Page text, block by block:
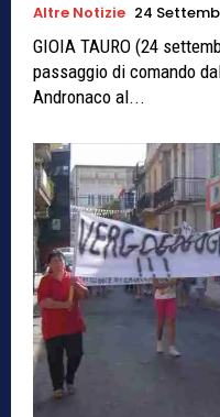
Altre Notizie 24
GIOIA TAURO (24
passaggio di comando
Andronaco al...